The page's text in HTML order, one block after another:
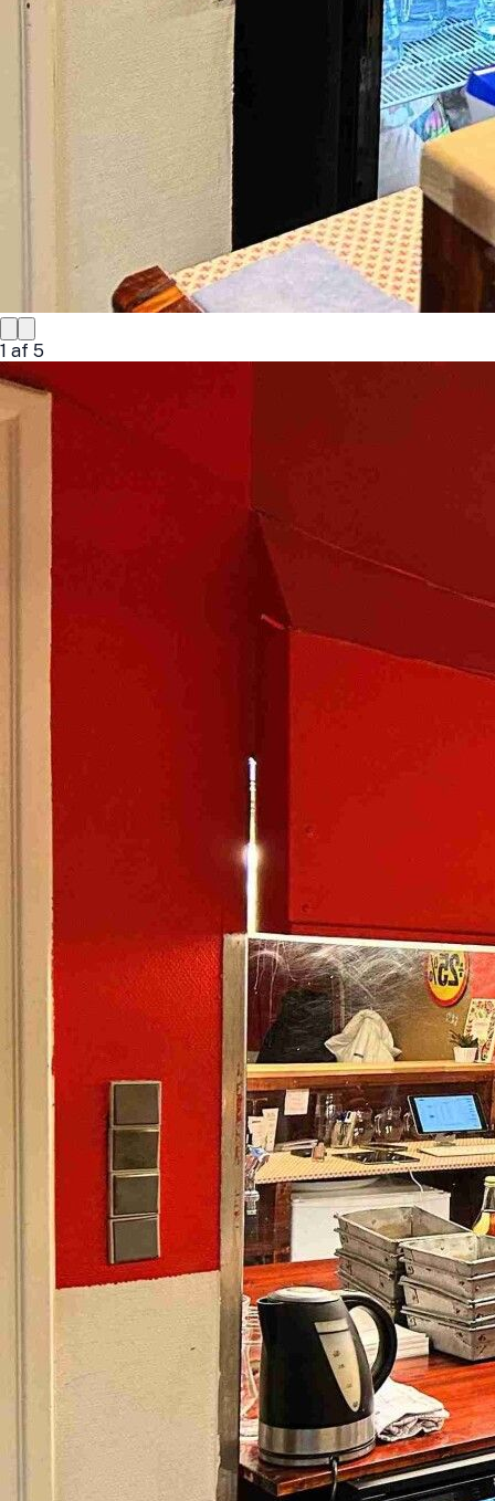
1 af 5